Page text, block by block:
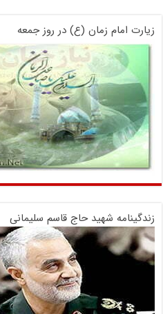
زیارت امام زمان (ع) در روز جمعه
زندگینامه شهید حاج قاسم سلیمانی